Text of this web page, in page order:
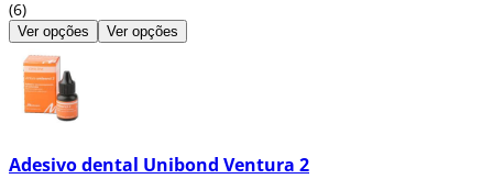
(6)
Ver opções Ver opções
Adesivo dental Unibond Ventura 2